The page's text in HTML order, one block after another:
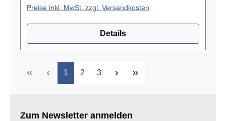
Preise inkl. MwSt. zzgl. Versandkosten
Details
Seite
1 Seite
2 Seite
3
Zum Newsletter anmelden